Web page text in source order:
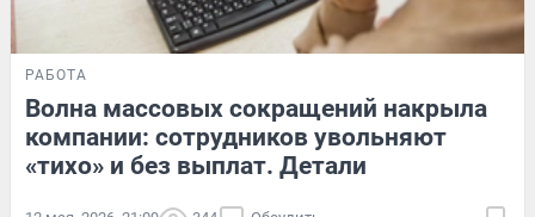
РАБОТА
Волна массовых сокращений накрыла
компании: сотрудников увольняют
«тихо» и без выплат. Детали